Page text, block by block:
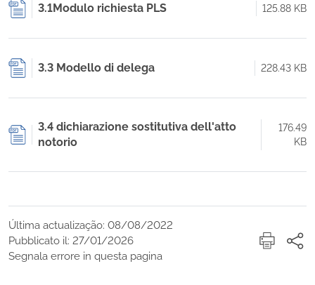
3.1Modulo richiesta PLS 125.88 KB
3.3 Modello di delega 228.43 KB
3.4 dichiarazione sostitutiva dell'atto
notorio
176.49
KB
Última actualização: 08/08/2022
Pubblicato il: 27/01/2026
Segnala errore in questa pagina